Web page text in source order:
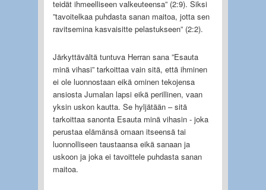
teidät ihmeelliseen valkeuteensa” (2:9). Siksi
”tavoitelkaa puhdasta sanan maitoa, jotta sen
ravitsemina kasvaisitte pelastukseen” (2:2).
Järkyttävältä tuntuva Herran sana ”Esauta
minä vihasi” tarkoittaa vain sitä, että ihminen
ei ole luonnostaan eikä ominen tekojensa
ansiosta Jumalan lapsi eikä perillinen, vaan
yksin uskon kautta. Se hyljätään – sitä
tarkoittaa sanonta Esauta minä vihasin - joka
perustaa elämänsä omaan itseensä tai
luonnolliseen taustaansa eikä sanaan ja
uskoon ja joka ei tavoittele puhdasta sanan
maitoa.